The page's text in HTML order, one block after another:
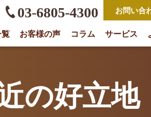
買取は株式会社Orio
03-6805-4300 お問い合
お客様の声 コラム サービス
の好立地